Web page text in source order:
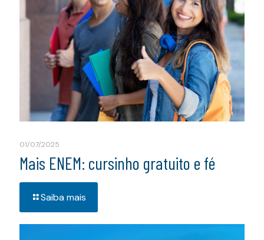
01/07/2025
Mais ENEM: cursinho gratuito e fé
Saiba mais